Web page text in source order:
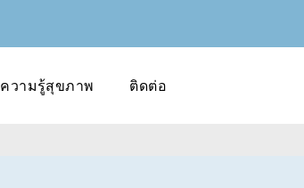
ความรู้สุขภาพ ติดต่อ